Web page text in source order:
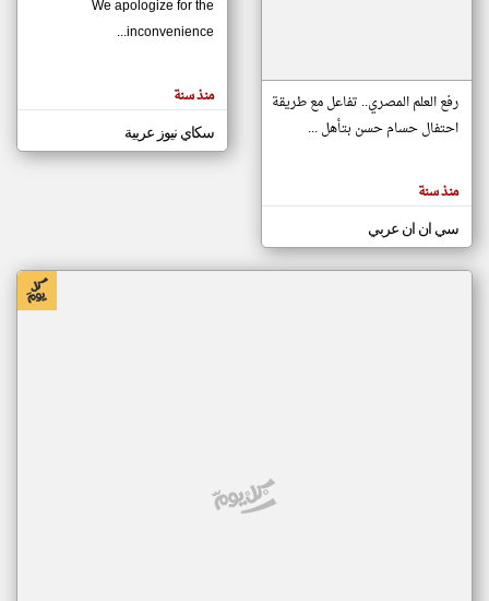
مصادر الأخبار من موريتانيا
اخبار موريتانيا على مدار الساعة
أهم اخبار موريتانيا العاجلة والمباشرة
المقالات
الموجوده
هنا عن
رفع العلم المصري.. تفاعل مع طريقة
احتفال حسام حسن بتأهل ...
منذ سنة
سي ان ان عربي
We apologize for the
inconvenience...
منذ سنة
سكاي نيوز عربية
klyoum.com